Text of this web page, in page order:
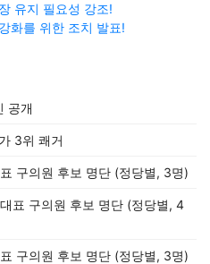
유지 필요성 강조!
화를 위한 조치 발표!
공개
3위 쾌거
구의원 후보 명단 (정당별, 3명)
표 구의원 후보 명단 (정당별, 4
구의원 후보 명단 (정당별, 3명)